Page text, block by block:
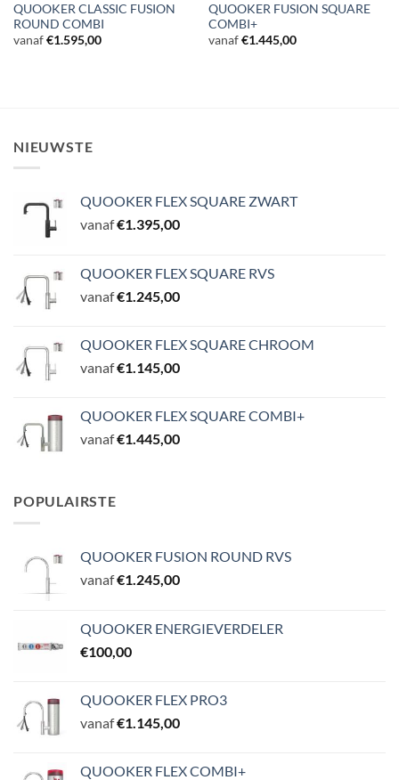
QUOOKER CLASSIC FUSION
ROUND COMBI
vanaf €1.595,00
QUOOKER FUSION SQUARE
COMBI+
vanaf €1.445,00
NIEUWSTE
QUOOKER FLEX SQUARE ZWART
vanaf€1.395,00
QUOOKER FLEX SQUARE RVS
vanaf€1.245,00
QUOOKER FLEX SQUARE CHROOM
vanaf€1.145,00
QUOOKER FLEX SQUARE COMBI+
vanaf€1.445,00
POPULAIRSTE
QUOOKER FUSION ROUND RVS
vanaf€1.245,00
QUOOKER ENERGIEVERDELER
€100,00
QUOOKER FLEX PRO3
vanaf€1.145,00
QUOOKER FLEX COMBI+